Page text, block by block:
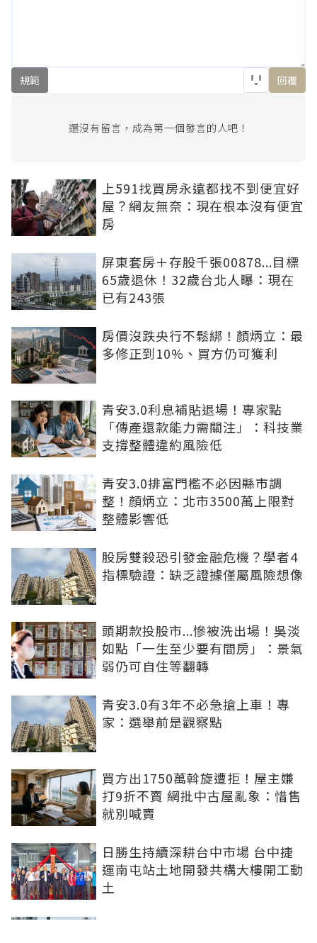
規範 回覆
還沒有留言，成為第一個發言的人吧！
上591找買房永遠都找不到便宜好
屋？網友無奈：現在根本沒有便宜
房
屏東套房＋存股千張00878...目標
65歲退休！32歲台北人曝：現在
已有243張
房價沒跌央行不鬆綁！顏炳立：最
多修正到10%、買方仍可獲利
青安3.0利息補貼退場！專家點
「傳產還款能力需關注」：科技業
支撐整體違約風險低
青安3.0排富門檻不必因縣市調
整！顏炳立：北市3500萬上限對
整體影響低
股房雙殺恐引發金融危機？學者4
指標驗證：缺乏證據僅屬風險想像
頭期款投股市...慘被洗出場！吳淡
如點「一生至少要有間房」：景氣
弱仍可自住等翻轉
青安3.0有3年不必急搶上車！專
家：選舉前是觀察點
買方出1750萬斡旋遭拒！屋主嫌
打9折不賣 網批中古屋亂象：惜售
就別喊賣
日勝生持續深耕台中市場 台中捷
運南屯站土地開發共構大樓開工動
土